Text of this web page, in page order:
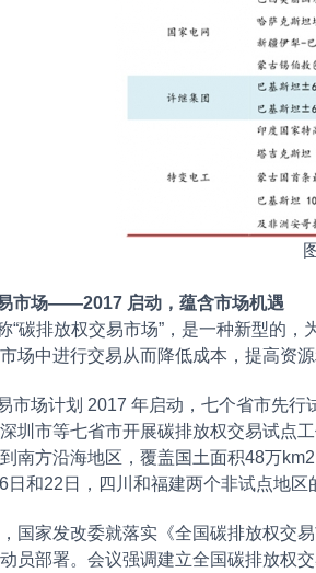
市场——2017 启动，蕴含市场机遇
“碳排放权交易市场”，是一种新型的
场中进行交易从而降低成本，提高资
市场计划 2017 年启动，七个省市先
圳市等七省市开展碳排放权交易试点
南方沿海地区，覆盖国土面积48万
日和22日，四川和福建两个非试点地区
国家发改委就落实《全国碳排放权交
员部署。会议强调建立全国碳排放权